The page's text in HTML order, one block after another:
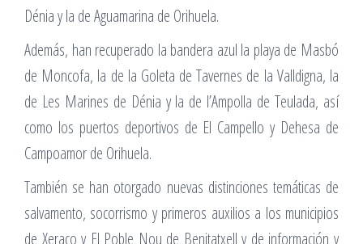
Dénia y la de Aguamarina de Orihuela.
Además, han recuperado la bandera azul la playa de Masbó
de Moncofa, la de la Goleta de Tavernes de la Valldigna, la
de Les Marines de Dénia y la de l’Ampolla de Teulada, así
como los puertos deportivos de El Campello y Dehesa de
Campoamor de Orihuela.
También se han otorgado nuevas distinciones temáticas de
salvamento, socorrismo y primeros auxilios a los municipios
de Xeraco y El Poble Nou de Benitatxell y de información y